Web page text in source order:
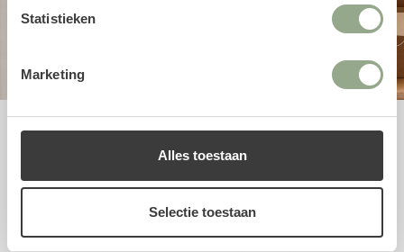
Statistieken
Marketing
Alles toestaan
Selectie toestaan
Uitstekende service
Bij FloraWorks worden we blij van enthousiaste klanten.
duurzame producten van de beste leveranciers.
Daarnaast besteden we veel tijd en aandacht aan onze